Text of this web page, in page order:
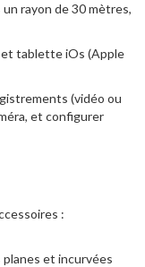
rayon de 30 mètres,
et tablette iOs (Apple
(vidéo ou
et configurer
:
et incurvées